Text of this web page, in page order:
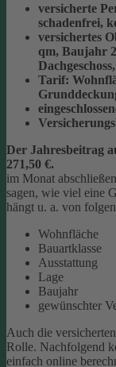
versicherte
schadenfrei,
versichertes
qm, Baujahr
Tarif:
Der Jahresbeitrag
271,50 €.
im Monat
sagen, wie viel eine
hängt u. a. von
Wohnfläche
Bauartklasse
Ausstattung
Lage
Baujahr
gewünschter
Auch die
Rolle. Nachfolgend
einfach online